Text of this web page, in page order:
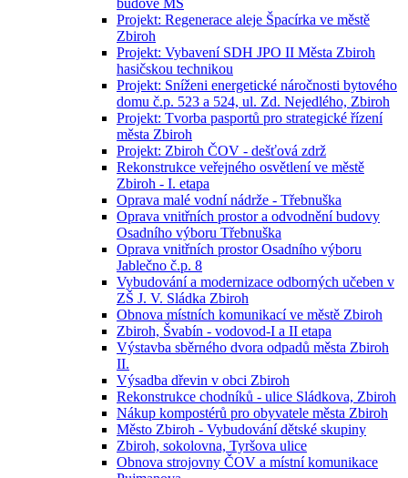
budově MŠ
Projekt: Regenerace aleje Špacírka ve městě
Zbiroh
Projekt: Vybavení SDH JPO II Města Zbiroh
hasičskou technikou
Projekt: Sníženi energetické náročnosti bytového
domu č.p. 523 a 524, ul. Zd. Nejedlého, Zbiroh
Projekt: Tvorba pasportů pro strategické řízení
města Zbiroh
Projekt: Zbiroh ČOV - dešťová zdrž
Rekonstrukce veřejného osvětlení ve městě
Zbiroh - I. etapa
Oprava malé vodní nádrže - Třebnuška
Oprava vnitřních prostor a odvodnění budovy
Osadního výboru Třebnuška
Oprava vnitřních prostor Osadního výboru
Jablečno č.p. 8
Vybudování a modernizace odborných učeben v
ZŠ J. V. Sládka Zbiroh
Obnova místních komunikací ve městě Zbiroh
Zbiroh, Švabín - vodovod-I a II etapa
Výstavba sběrného dvora odpadů města Zbiroh
II.
Výsadba dřevin v obci Zbiroh
Rekonstrukce chodníků - ulice Sládkova, Zbiroh
Nákup kompostérů pro obyvatele města Zbiroh
Město Zbiroh - Vybudování dětské skupiny
Zbiroh, sokolovna, Tyršova ulice
Obnova strojovny ČOV a místní komunikace